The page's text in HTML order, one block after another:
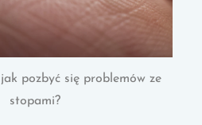
pozbyć się problemów ze
stopami?